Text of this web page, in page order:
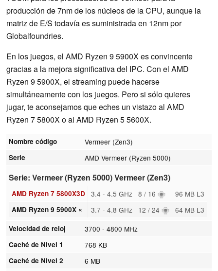
producción de 7nm de los núcleos de la CPU, aunque la
matriz de E/S todavía es suministrada en 12nm por
Globalfoundries.
En los juegos, el AMD Ryzen 9 5900X es convincente
gracias a la mejora significativa del IPC. Con el AMD
Ryzen 9 5900X, el streaming puede hacerse
simultáneamente con los juegos. Pero si sólo quieres
jugar, te aconsejamos que eches un vistazo al AMD
Ryzen 7 5800X o al AMD Ryzen 5 5600X.
Nombre código Vermeer (Zen3)
Serie AMD Vermeer (Ryzen 5000)
Serie: Vermeer (Ryzen 5000) Vermeer (Zen3)
AMD Ryzen 7 5800X3D 3.4 - 4.5 GHz 8 / 16 96 MB L3
AMD Ryzen 9 5900X « 3.7 - 4.8 GHz 12 / 24 64 MB L3
Velocidad de reloj 3700 - 4800 MHz
Caché de Nivel 1 768 KB
Caché de Nivel 2 6 MB